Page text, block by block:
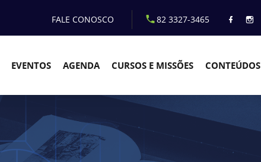
FALE CONOSCO 82 3327-3465
EVENTOS AGENDA CURSOS E MISSÕES CONTEÚDOS